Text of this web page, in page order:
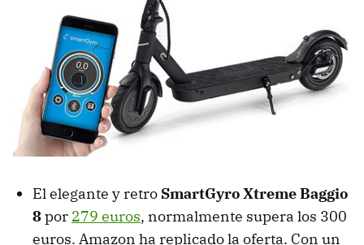
El elegante y retro SmartGyro Xtreme Baggio
8por 279 euros, normalmente supera los 300
euros. Amazon ha replicado la oferta. Con un